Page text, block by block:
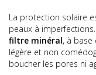
La protection solaire
peaux à
filtre minéral, à
légère et non
boucher les pores ni